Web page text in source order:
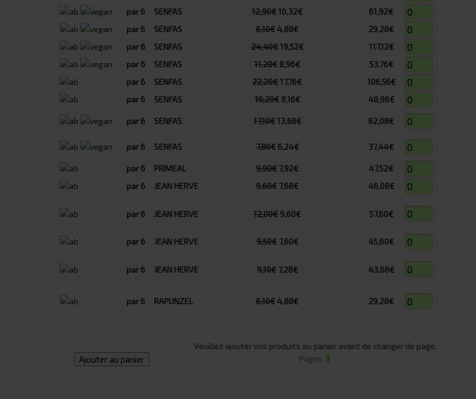
par 6 SENFAS 12,90€10,32€
61,92€
par 6 SENFAS 6,10€ 4,88€
29,28€
par 6 SENFAS 24,40€ 19,52€
117,12€
par 6 SENFAS 11,20€ 8,96€
53,76€
par 6 SENFAS 22,20€17,76€
106,56€
par 6 SENFAS 10,20€ 8,16€
48,96€
par 6 SENFAS 17,10€ 13,68€
82,08€
par 6 SENFAS 7,80€ 6,24€ 37,44€
par 6 PRIMEAL 9,90€ 7,92€
47,52€
par 6 JEAN HERVE 9,60€ 7,68€
46,08€
par 6 JEAN HERVE 12,00€ 9,60€ 57,60€
par 6 JEAN HERVE 9,50€ 7,60€
45,60€
par 6 JEAN HERVE 9,10€ 7,28€ 43,68€
par 6 RAPUNZEL 6,10€ 4,88€ 29,28€
Veuillez ajouter vos produits au panier avant de changer de page.
Pages 1
Ajouter au panier